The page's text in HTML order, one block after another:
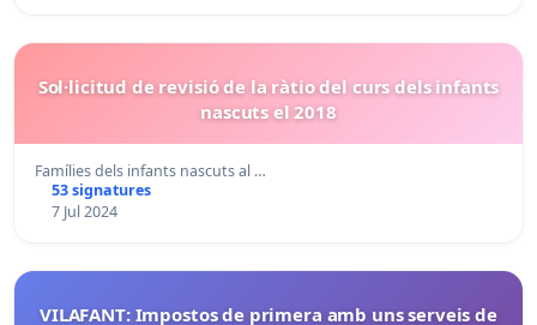
Sol·licitud de revisió de la ràtio del curs dels infants
nascuts el 2018
Famílies dels infants nascuts al …
53 signatures
7 Jul 2024
VILAFANT: Impostos de primera amb uns serveis de